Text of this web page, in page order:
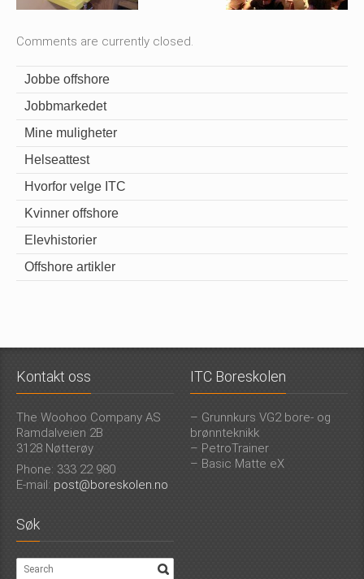
Comments are currently closed.
Jobbe offshore
Jobbmarkedet
Mine muligheter
Helseattest
Hvorfor velge ITC
Kvinner offshore
Elevhistorier
Offshore artikler
Kontakt oss
The Woohoo Company AS
Ramdalveien 2B
3128 Nøtterøy
Phone: 333 22 980
E-mail: post@boreskolen.no
ITC Boreskolen
– Grunnkurs VG2 bore- og
brønnteknikk
– PetroTrainer
– Basic Matte eX
Søk